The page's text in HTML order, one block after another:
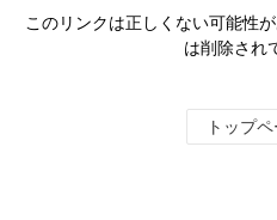
このリンクは正しくない可能性
は削除され
トップ